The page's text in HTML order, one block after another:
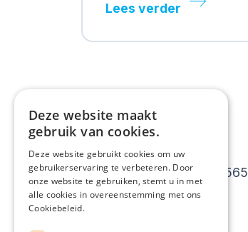
Lees verder
Contactgegevens
Amsterdamsestraatweg 565
3553 EH Utrecht
Deze website maakt
gebruik van cookies.
Deze website gebruikt cookies om uw
gebruikerservaring te verbeteren. Door
onze website te gebruiken, stemt u in met
alle cookies in overeenstemming met ons
Cookiebeleid.